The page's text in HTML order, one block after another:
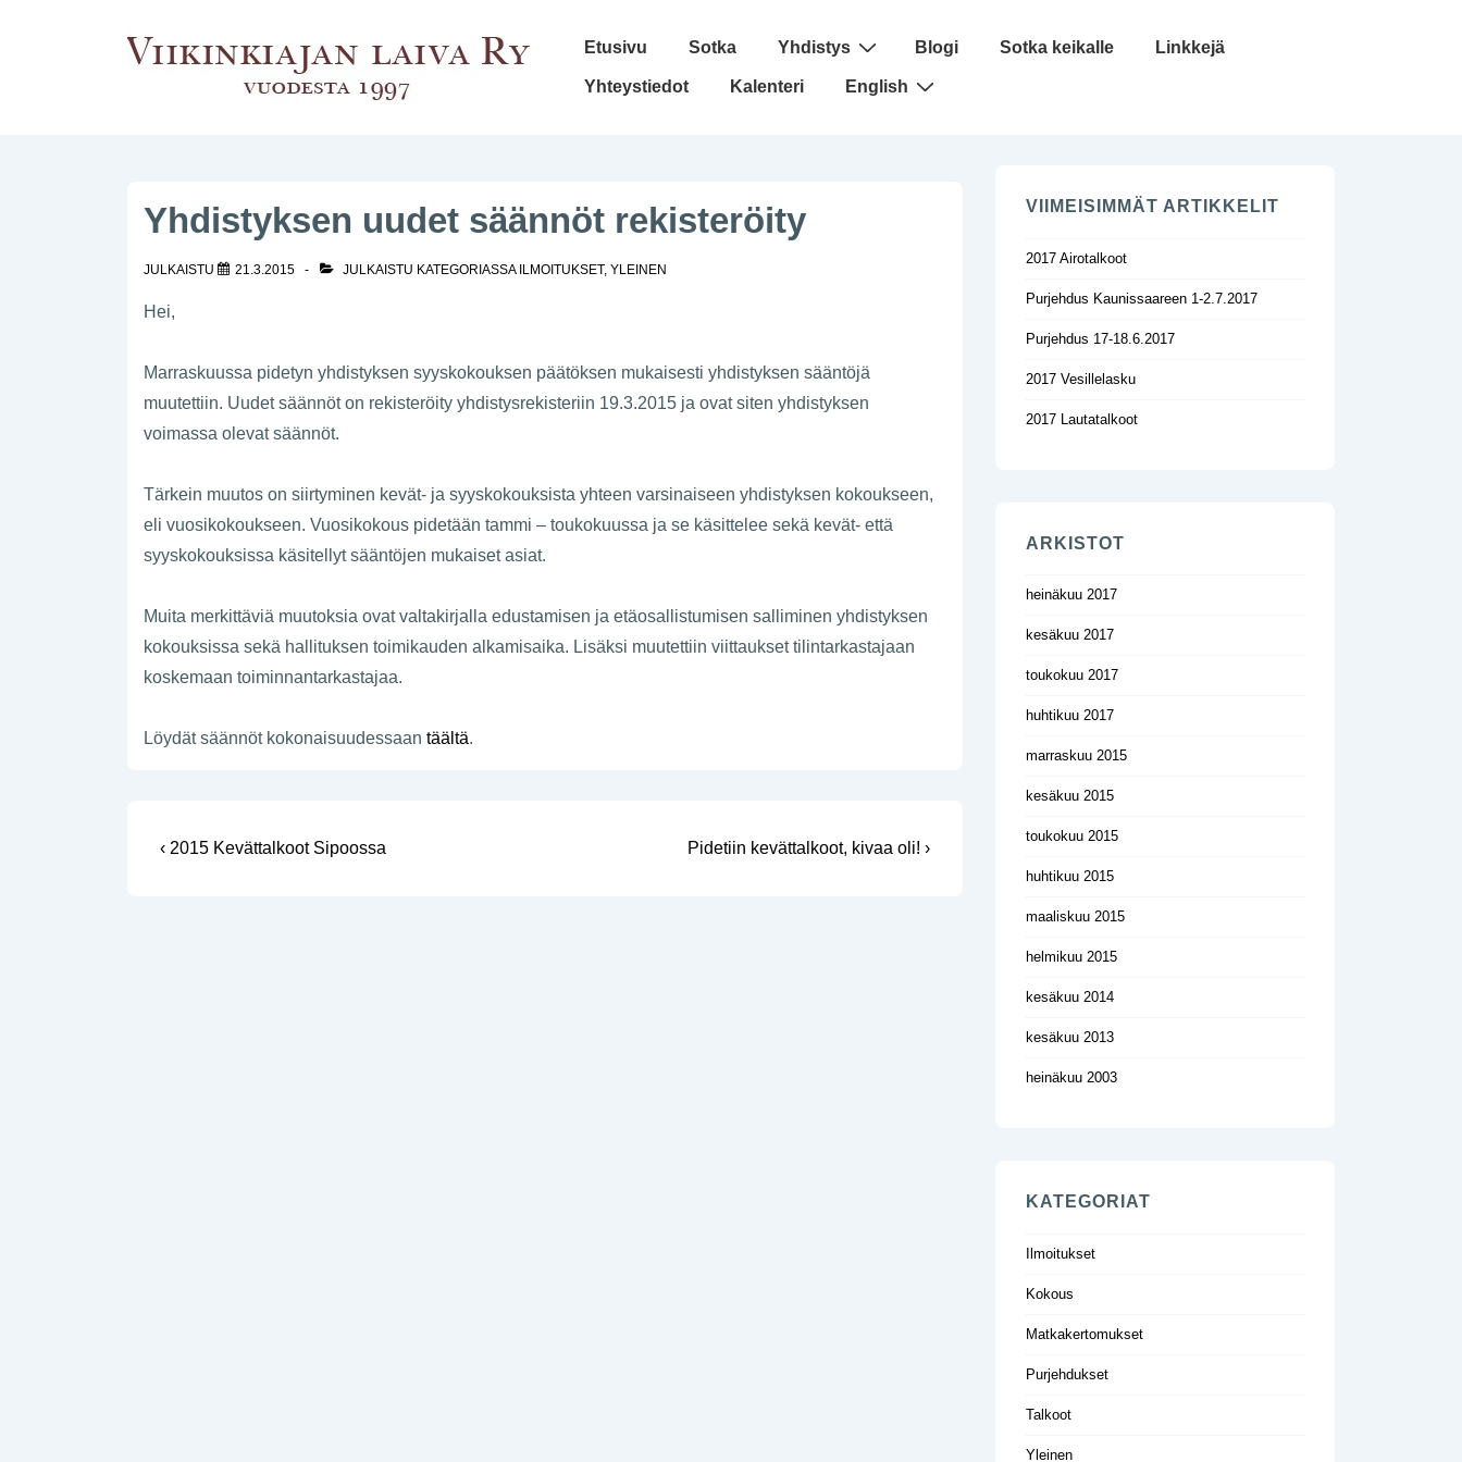
Päänavigaatio
Etusivu Sotka Yhdistys Blogi Sotka keikalle Linkkejä
Yhteystiedot Kalenteri English
Yhdistyksen uudet säännöt rekisteröity
JULKAISTU 21.3.2015 JULKAISTU KATEGORIASSA ILMOITUKSET, YLEINEN
Hei,
Marraskuussa pidetyn yhdistyksen syyskokouksen päätöksen mukaisesti yhdistyksen sääntöjä
muutettiin. Uudet säännöt on rekisteröity yhdistysrekisteriin 19.3.2015 ja ovat siten yhdistyksen
voimassa olevat säännöt.
Tärkein muutos on siirtyminen kevät- ja syyskokouksista yhteen varsinaiseen yhdistyksen kokoukseen,
eli vuosikokoukseen. Vuosikokous pidetään tammi – toukokuussa ja se käsittelee sekä kevät- että
syyskokouksissa käsitellyt sääntöjen mukaiset asiat.
Muita merkittäviä muutoksia ovat valtakirjalla edustamisen ja etäosallistumisen salliminen yhdistyksen
kokouksissa sekä hallituksen toimikauden alkamisaika. Lisäksi muutettiin viittaukset tilintarkastajaan
koskemaan toiminnantarkastajaa.
Löydät säännöt kokonaisuudessaan täältä.
Artikkelien
Edellinen
‹ 2015 Kevättalkoot Sipoossa
Seuraava
Pidetiin kevättalkoot, kivaa oli! ›
VIIMEISIMMÄT ARTIKKELIT
2017 Airotalkoot
Purjehdus Kaunissaareen 1-2.7.2017
Purjehdus 17-18.6.2017
2017 Vesillelasku
2017 Lautatalkoot
ARKISTOT
heinäkuu 2017
kesäkuu 2017
toukokuu 2017
huhtikuu 2017
marraskuu 2015
kesäkuu 2015
toukokuu 2015
huhtikuu 2015
maaliskuu 2015
helmikuu 2015
kesäkuu 2014
kesäkuu 2013
heinäkuu 2003
KATEGORIAT
Ilmoitukset
Kokous
Matkakertomukset
Purjehdukset
Talkoot
Yleinen